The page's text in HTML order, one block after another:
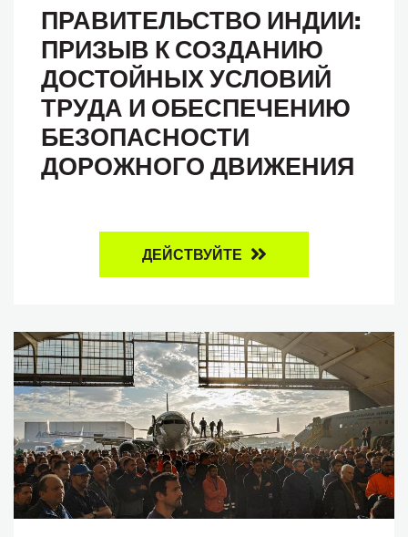
ПРАВИТЕЛЬСТВО ИНДИИ:
ПРИЗЫВ К СОЗДАНИЮ
ДОСТОЙНЫХ УСЛОВИЙ
ТРУДА И ОБЕСПЕЧЕНИЮ
БЕЗОПАСНОСТИ
ДОРОЖНОГО ДВИЖЕНИЯ
ДЕЙСТВУЙТЕ